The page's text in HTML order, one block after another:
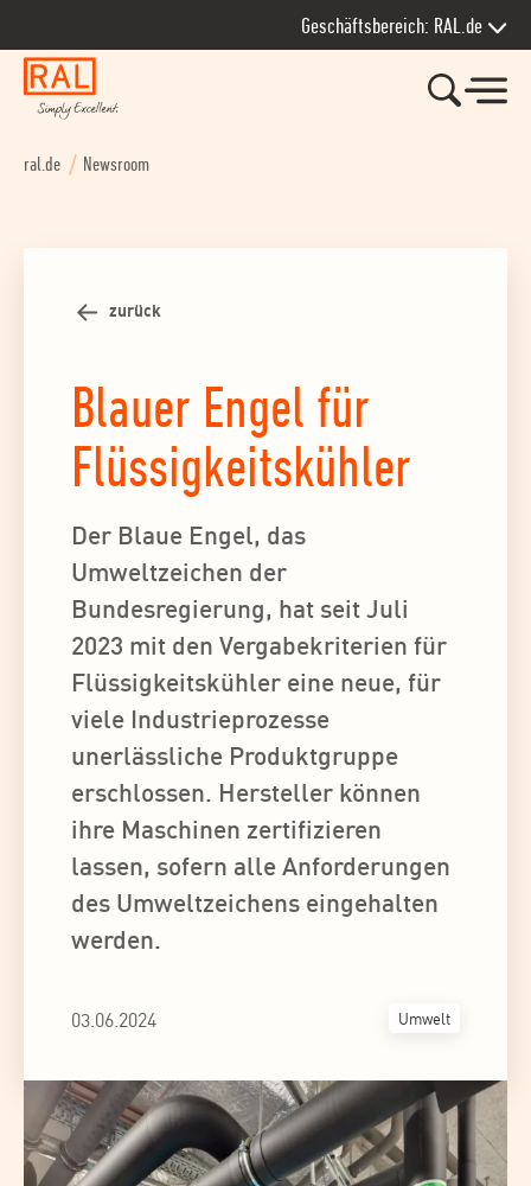
Geschäftsbereich: RAL.de
ral.de Newsroom
zurück
Blauer Engel für
Flüssigkeitskühler
Der Blaue Engel, das
Umweltzeichen der
Bundesregierung, hat seit Juli
2023 mit den Vergabekriterien für
Flüssigkeitskühler eine neue, für
viele Industrieprozesse
unerlässliche Produktgruppe
erschlossen. Hersteller können
ihre Maschinen zertifizieren
lassen, sofern alle Anforderungen
des Umweltzeichens eingehalten
werden.
03.06.2024 Umwelt